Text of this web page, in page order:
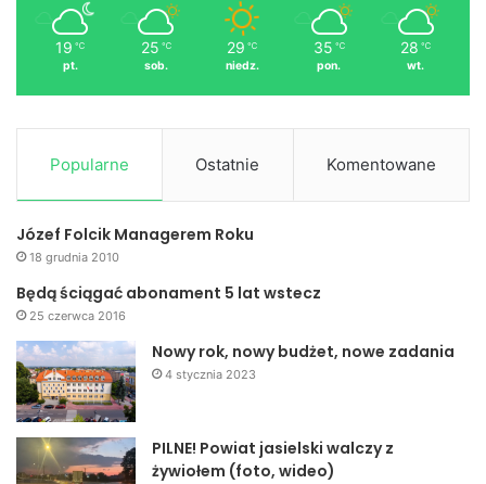
19 ℃
pt.
25 ℃
sob.
29 ℃
niedz.
35 ℃
pon.
28 ℃
wt.
Popularne Ostatnie Komentowane
Józef Folcik Managerem Roku
18 grudnia 2010
Będą ściągać abonament 5 lat wstecz
25 czerwca 2016
Nowy rok, nowy budżet, nowe zadania
4 stycznia 2023
PILNE! Powiat jasielski walczy z
żywiołem (foto, wideo)